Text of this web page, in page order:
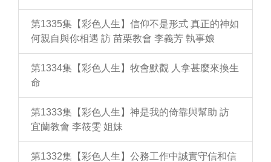
第1335集【彩色人生】信仰不是形式 真正的神如
何親自與你相遇 訪 苗栗教會 李義芳 執事娘
第1334集【彩色人生】牧會默觀 人拿甚麼來換生
命
第1333集【彩色人生】神是我的倚靠與幫助 訪
宜蘭教會 李筱雯 姐妹
第1332集【彩色人生】公務工作中誠實守信和信